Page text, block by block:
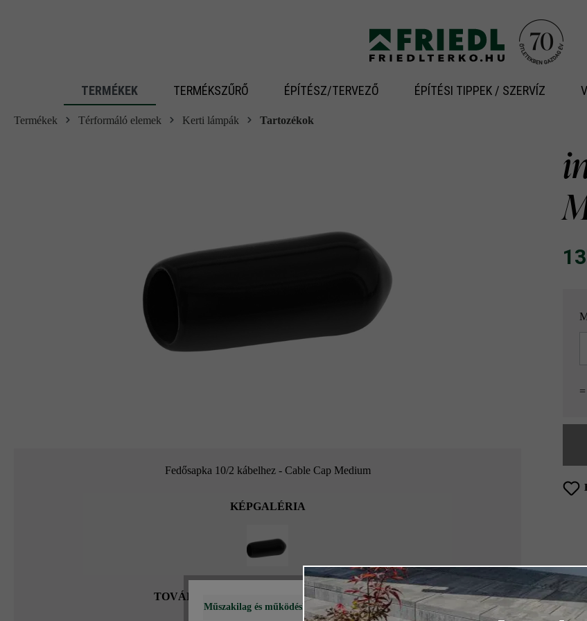
TERMÉKEK TERMÉKSZŰRŐ ÉPÍTÉSZ/TERVEZŐ ÉPÍTÉSI TIPPEK / SZERVÍZ
Termékek Térformáló elemek Kerti lámpák Tartozékok
Fedősapka 10/2 kábelhez - Cable Cap Medium
KÉPGALÉRIA
TOVÁBBI RÉSZLETEK A TERMÉKRŐL
Műszakilag és működéshez szükséges